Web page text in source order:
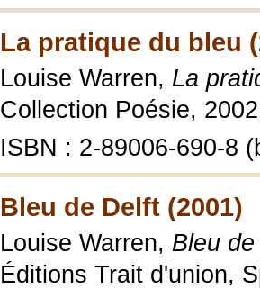
La pratique du bleu
Louise Warren, La
Collection Poésie,
ISBN : 2-89006-690-8
Bleu de Delft (2001)
Louise Warren, Bleu
Éditions Trait d'union,